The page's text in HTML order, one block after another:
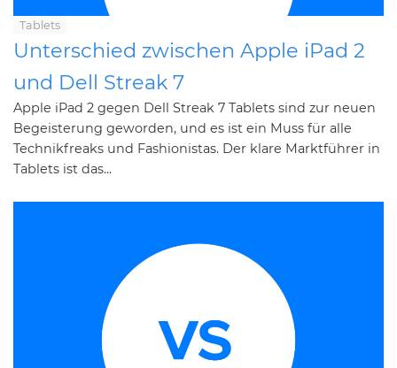
Tablets
Unterschied zwischen Apple iPad 2
und Dell Streak 7
Apple iPad 2 gegen Dell Streak 7 Tablets sind zur neuen
Begeisterung geworden, und es ist ein Muss für alle
Technikfreaks und Fashionistas. Der klare Marktführer in
Tablets ist das...